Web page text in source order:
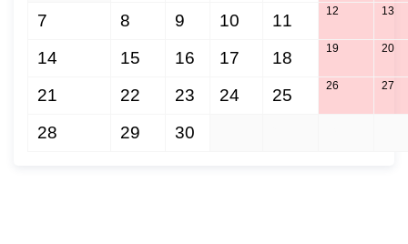
7 8 9 10 11 12 13
14 15 16 17 18 19 20
21 22 23 24 25 26 27
28 29 30